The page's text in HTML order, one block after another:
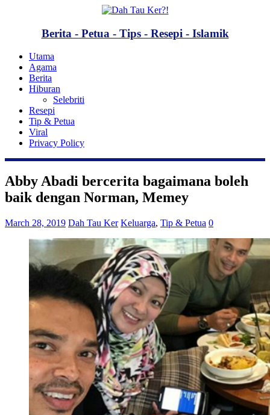
Berita - Petua - Tips - Resepi - Islamik
Utama
Agama
Berita
Hiburan
Selebriti
Resepi
Tip & Petua
Viral
Privacy Policy
Abby Abadi bercerita bagaimana boleh
baik dengan Norman, Memey
March 28, 2019 Dah Tau Ker Keluarga, Tip & Petua 0